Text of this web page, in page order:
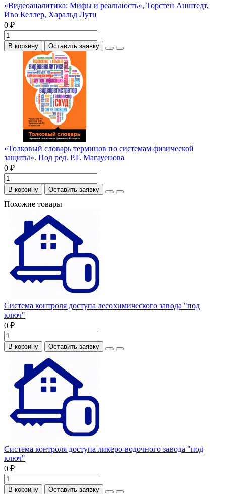
«Видеоаналитика: Мифы и реальность», Торстен Анштедт,
Иво Келлер, Харальд Лутц
0 ₽
В корзину Оставить заявку
«Толковый словарь терминов по системам физической
защиты». Под ред. Р.Г. Магауенова
0 ₽
В корзину Оставить заявку
Похожие товары
Система контроля доступа лесохимического завода "под
ключ"
0 ₽
В корзину Оставить заявку
Система контроля доступа ликеро-водочного завода "под
ключ"
0 ₽
В корзину Оставить заявку